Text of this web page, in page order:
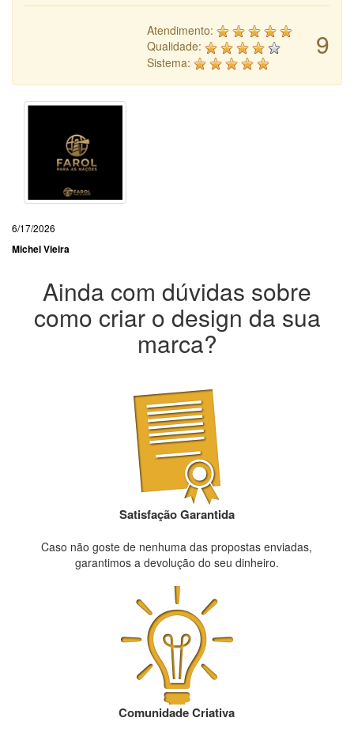
9
Atendimento:
Qualidade:
Sistema:
6/17/2026
Michel Vieira
Ainda com dúvidas sobre
como criar o design da sua
marca?
Satisfação Garantida
Caso não goste de nenhuma das propostas enviadas,
garantimos a devolução do seu dinheiro.
Comunidade Criativa